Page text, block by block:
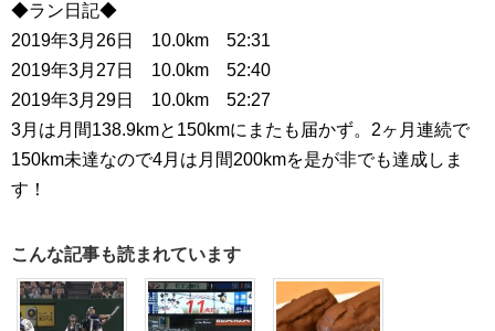
◆ラン日記◆
2019年3月26日 10.0km 52:31
2019年3月27日 10.0km 52:40
2019年3月29日 10.0km 52:27
3月は月間138.9kmと150kmにまたも届かず。2ヶ月連続で
150km未達なので4月は月間200kmを是が非でも達成しま
す！
こんな記事も読まれています